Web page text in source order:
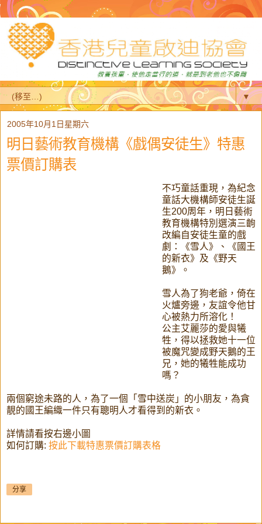
▼
2005年10月1日星期六
明日藝術教育機構《戲偶安徒生》特惠
票價訂購表
不巧童話重現，為紀念
童話大機構師安徒生誕
生200周年，明日藝術
教育機構特別選演三齣
改編自安徒生童的戲
劇：《雪人》、《國王
的新衣》及《野天
鵝》。
雪人為了狗老爺，倚在
火爐旁邊，友誼令他甘
心被熱力所溶化！
公主艾麗莎的愛與犧
牲，得以拯救她十一位
被魔咒變成野天鵝的王
兄，她的犧牲能成功
嗎？
兩個窮途未路的人，為了一個「雪中送炭」的小朋友，為貪
靚的國王編織一件只有聰明人才看得到的新衣。
詳情請看按右邊小圖
如何訂購: 按此下載特惠票價訂購表格
分享